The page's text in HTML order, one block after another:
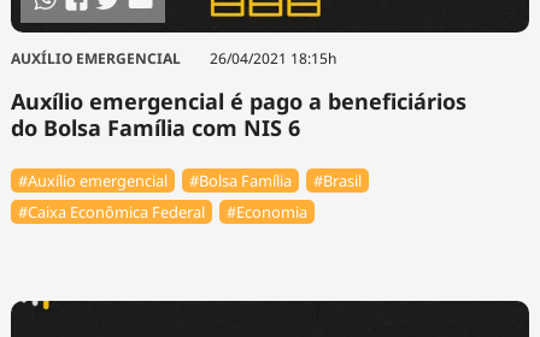
AUXÍLIO EMERGENCIAL 26/04/2021 18:15h
Auxílio emergencial é pago a beneficiários
do Bolsa Família com NIS 6
#Auxílio emergencial #Bolsa Família
#Brasil
#Caixa Econômica Federal
#Economia